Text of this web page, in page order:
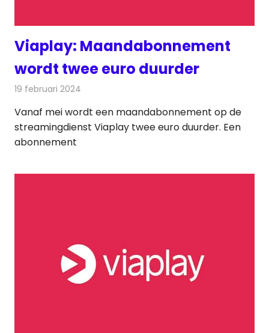
Viaplay: Maandabonnement
wordt twee euro duurder
19 februari 2024
Vanaf mei wordt een maandabonnement op de
streamingdienst Viaplay twee euro duurder. Een
abonnement